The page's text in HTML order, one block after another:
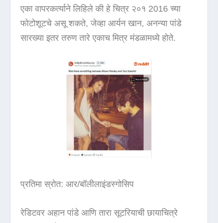
एका वापरकर्त्याने लिहिले की हे चित्र २०१ 2016 च्या
फोटोशूटचे असू शकते, जेव्हा आर्यन खान, अनन्या पांडे
सारख्या इतर तरुण तारे एकाच मित्र मंडळामध्ये होते.
प्रतिमा स्रोत: आर/बॉलीलाइंडस्गोसिप
रेडिटवर अहान पांडे आणि तारा सूटरियाची छायाचित्रे